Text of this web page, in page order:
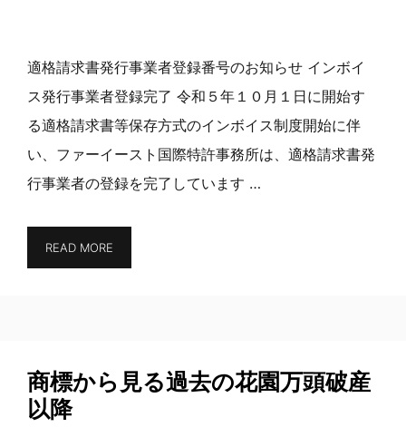
適格請求書発行事業者登録番号のお知らせ インボイ
ス発行事業者登録完了 令和５年１０月１日に開始す
る適格請求書等保存方式のインボイス制度開始に伴
い、ファーイースト国際特許事務所は、適格請求書発
行事業者の登録を完了しています …
READ MORE
商標から見る過去の花園万頭破産
以降